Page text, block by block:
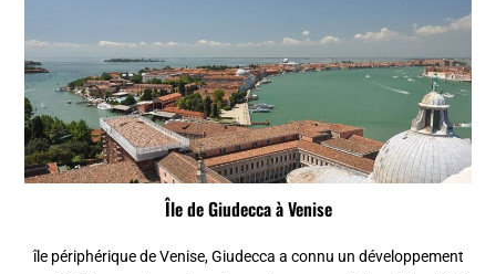
Île de Giudecca à Venise
île périphérique de Venise, Giudecca a connu un développement